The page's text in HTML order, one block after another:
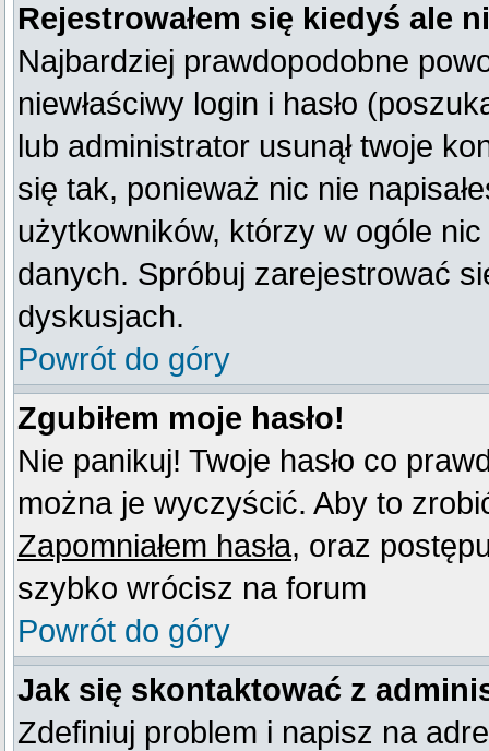
Rejestrowałem się kiedyś ale
Najbardziej prawdopodobne
niewłaściwy login i hasło
lub administrator usunął twoje
się tak, ponieważ nic nie
użytkowników, którzy w ogóle
danych. Spróbuj zarejestrować
dyskusjach.
Powrót do góry
Zgubiłem moje hasło!
Nie panikuj! Twoje hasło co
można je wyczyścić. Aby to
Zapomniałem hasła, oraz
szybko wrócisz na forum
Powrót do góry
Jak się skontaktować z
Zdefiniuj problem i napisz na